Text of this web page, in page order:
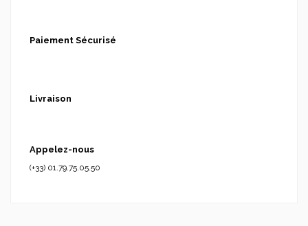
Paiement Sécurisé
Livraison
Appelez-nous
(+33) 01.79.75.05.50